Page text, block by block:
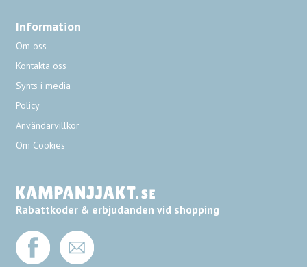
Information
Om oss
Kontakta oss
Synts i media
Policy
Användarvillkor
Om Cookies
Rabattkoder & erbjudanden vid shopping